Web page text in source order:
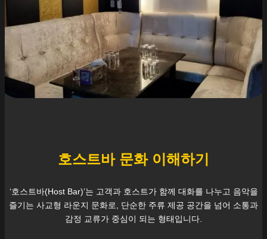
호스트바 문화 이해하기
‘호스트바(Host Bar)’는 고객과 호스트가 함께 대화를 나누고 음악을
즐기는 사교형 라운지 문화로, 단순한 주류 제공 공간을 넘어 소통과
감정 교류가 중심이 되는 형태입니다.